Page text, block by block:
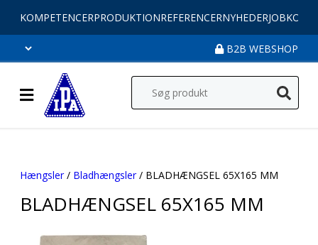
KOMPETENCERPRODUKTIONREFERENCERNYHEDERJOB
B2B WEBSHOP
Hængsler/ Bladhængsler/ BLADHÆNGSEL 65X165 MM
BLADHÆNGSEL 65X165 MM